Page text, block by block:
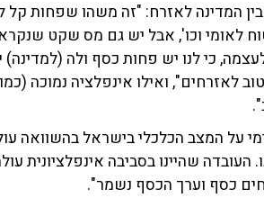
המדינה לאזרח: "זה משהו שפחות
לאומי וכו', אבל יש גם מס שקט
כי לנו יש פחות כסף ולה (למדינה)
לאזרחים", ואילו אינפלציה נמוכה
על המצב הכלכלי בישראל בהשוואה
העובדה שהיינו בסביבה אינפלציונית
כסף וערך הכסף נשמר".